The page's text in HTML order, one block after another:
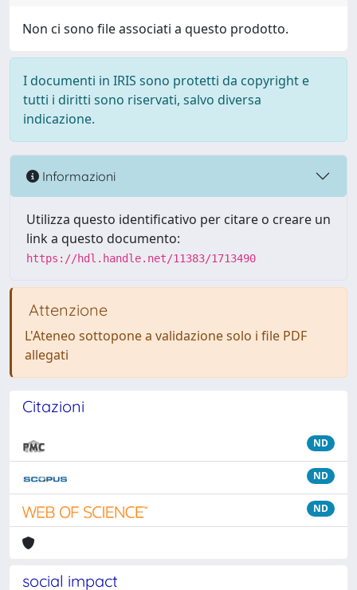
Non ci sono file associati a questo prodotto.
I documenti in IRIS sono protetti da copyright e
tutti i diritti sono riservati, salvo diversa
indicazione.
Informazioni
Utilizza questo identificativo per citare o creare un
link a questo documento:
https://hdl.handle.net/11383/1713490
Attenzione
L'Ateneo sottopone a validazione solo i file PDF
allegati
Citazioni
ND
ND
ND
social impact